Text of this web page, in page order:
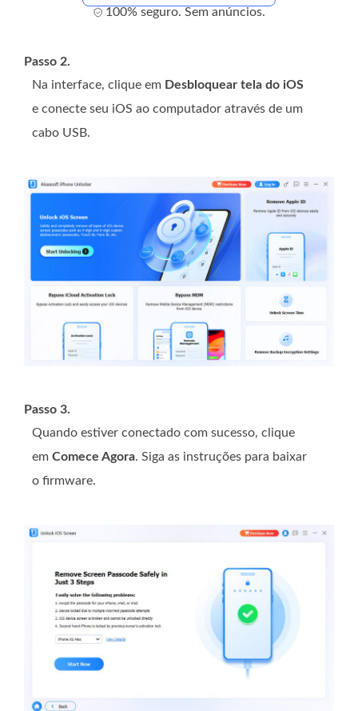
100% seguro. Sem anúncios.
Passo 2.
Na interface, clique em Desbloquear tela do iOS
e conecte seu iOS ao computador através de um
cabo USB.
Passo 3.
Quando estiver conectado com sucesso, clique
em Comece Agora. Siga as instruções para baixar
o firmware.